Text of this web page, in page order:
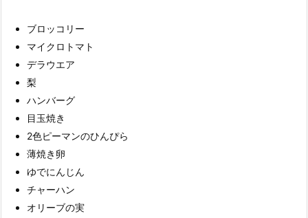
ブロッコリー
マイクロトマト
デラウエア
梨
ハンバーグ
目玉焼き
2色ピーマンのひんぴら
薄焼き卵
ゆでにんじん
チャーハン
オリーブの実